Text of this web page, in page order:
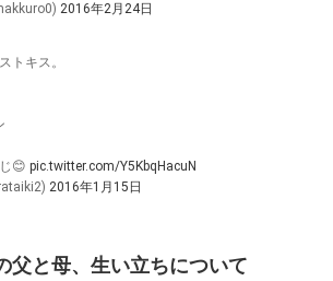
2016年2月24日
トキス。
😊 pic.twitter.com/Y5KbqHacuN
2016年1月15日
父と母、生い立ちについて